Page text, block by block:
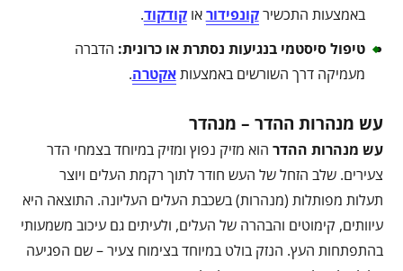
באמצעות התכשירקונפידוראוקודקוד.
טיפול סיסטמי בנגיעות נסתרת או כרונית: הדברה
מעמיקה דרך השורשים באמצעותאקטרה.
עש מנהרות ההדר – מנהדר
עש מנהרות ההדר הוא מזיק נפוץ ומזיק במיוחד בצמחי הדר
צעירים. שלב הזחל של העש חודר לתוך רקמת העלים ויוצר
תעלות מפותלות (מנהרות) בשכבת העלים העליונה. התוצאה היא
עיוותים, קימוטים והבהרה של העלים, ולעיתים גם עיכוב משמעותי
בהתפתחות העץ. הנזק בולט במיוחד בצימוח צעיר – שם הפגיעה